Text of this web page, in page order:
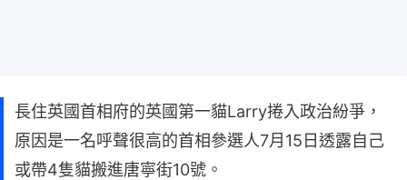
長住英國首相府的英國第一貓Larry捲入政治紛爭，
原因是一名呼聲很高的首相參選人7月15日透露自己
或帶4隻貓搬進唐寧街10號。